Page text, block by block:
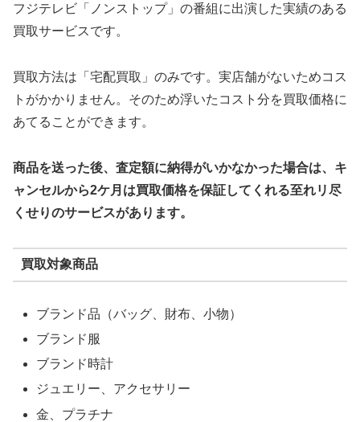
フジテレビ「ノンストップ」の番組に出演した実績のある
買取サービスです。
買取方法は「宅配買取」のみです。実店舗がないためコス
トがかかりません。そのため浮いたコスト分を買取価格に
あてることができます。
商品を送った後、査定額に納得がいかなかった場合は、キ
ャンセルから2ケ月は買取価格を保証してくれる至れリ尽
くせりのサービスがあります。
買取対象商品
ブランド品（バッグ、財布、小物）
ブランド服
ブランド時計
ジュエリー、アクセサリー
金、プラチナ